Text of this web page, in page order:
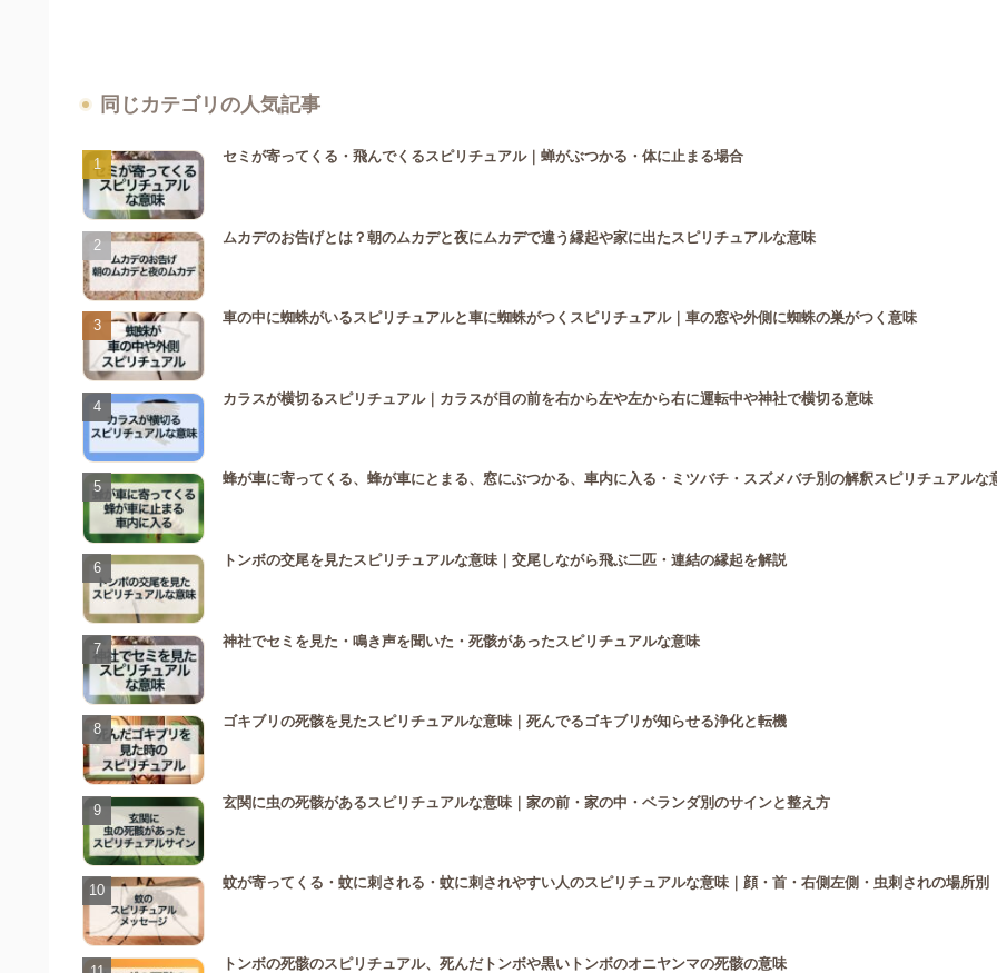
同じカテゴリの人気記事
セミが寄ってくる・飛んでくるスピリチュアル｜蝉がぶつかる・体に止まる場合
ムカデのお告げとは？朝のムカデと夜にムカデで違う縁起や家に出たスピリチュアルな意味
車の中に蜘蛛がいるスピリチュアルと車に蜘蛛がつくスピリチュアル｜車の窓や外側に蜘蛛の巣がつく意味
カラスが横切るスピリチュアル｜カラスが目の前を右から左や左から右に運転中や神社で横切る意味
蜂が車に寄ってくる、蜂が車にとまる、窓にぶつかる、車内に入る・ミツバチ・スズメバチ別の解釈スピリチュアルな
トンボの交尾を見たスピリチュアルな意味｜交尾しながら飛ぶ二匹・連結の縁起を解説
神社でセミを見た・鳴き声を聞いた・死骸があったスピリチュアルな意味
ゴキブリの死骸を見たスピリチュアルな意味｜死んでるゴキブリが知らせる浄化と転機
玄関に虫の死骸があるスピリチュアルな意味｜家の前・家の中・ベランダ別のサインと整え方
蚊が寄ってくる・蚊に刺される・蚊に刺されやすい人のスピリチュアルな意味｜顔・首・右側左側・虫刺されの場所別
トンボの死骸のスピリチュアル、死んだトンボや黒いトンボのオニヤンマの死骸の意味